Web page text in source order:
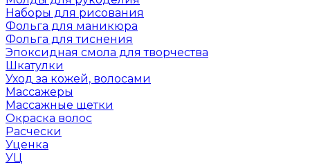
Наборы для рисования
Фольга для маникюра
Фольга для тиснения
Эпоксидная смола для творчества
Шкатулки
Уход за кожей, волосами
Массажеры
Массажные щетки
Окраска волос
Расчески
Уценка
УЦ